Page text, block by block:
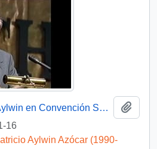
Discurso Presidente Aylwin en Convención Santiago: Video
16
Aylwin Azócar (1990-